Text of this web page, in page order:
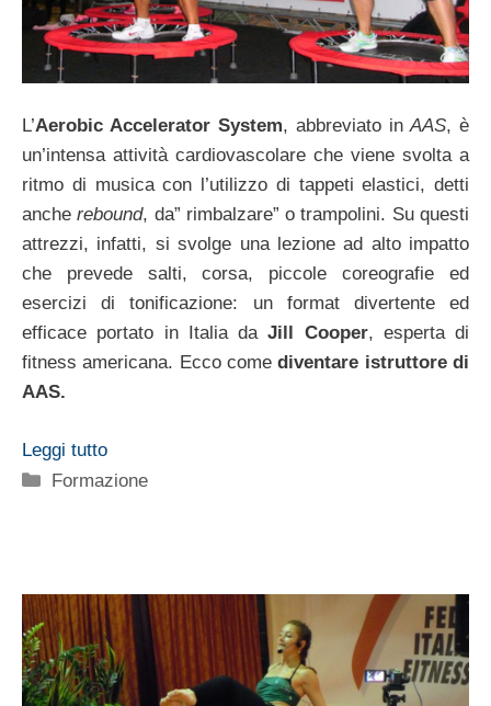
L’Aerobic Accelerator System, abbreviato in AAS, è
un’intensa attività cardiovascolare che viene svolta a
ritmo di musica con l’utilizzo di tappeti elastici, detti
ancherebound, da” rimbalzare” o trampolini. Su questi
attrezzi, infatti, si svolge una lezione ad alto impatto
che prevede salti, corsa, piccole coreografie ed
esercizi di tonificazione: un format divertente ed
efficace portato in Italia daJill Cooper, esperta di
fitness americana. Ecco comediventare istruttore di
AAS.
Leggi tutto
Categorie
Formazione